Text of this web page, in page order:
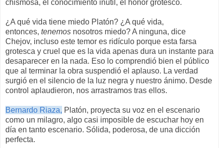
chismosa, el conocimiento inútil, el honor grotesco.
¿A qué vida tiene miedo Platón? ¿A qué vida,
entonces, tenemos nosotros miedo? A ninguna, dice
Chejov, incluso este temor es ridículo porque esta farsa
grotesca y cruel que es la vida apenas dura un instante para
desaparecer en la nada. Eso lo comprendió bien el público
que al terminar la obra suspendió el aplauso. La verdad
surgió en el silencio de la luz negra y nuestro ánimo. Desde
control aplaudieron, nos arrastramos tras ellos.
Bernardo Riaza, Platón, proyecta su voz en el escenario
como un milagro, algo casi imposible de escuchar hoy en
día en tanto escenario. Sólida, poderosa, de una dicción
perfecta.